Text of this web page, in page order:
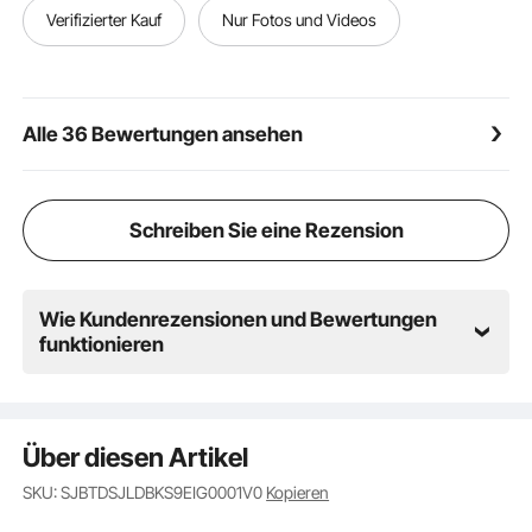
Leichtigkeit & Vielseitigkeit: Das Vintage-braune PU-
Leder kombiniert mit der stromlinienförmigen,
und Kücheninseln
Verifizierter Kauf Nur Fotos und Videos
Alle 36 Bewertungen ansehen
Schreiben Sie eine Rezension
Wie Kundenrezensionen und Bewertungen
funktionieren
Über diesen Artikel
SKU: SJBTDSJLDBKS9EIG0001V0 Kopieren